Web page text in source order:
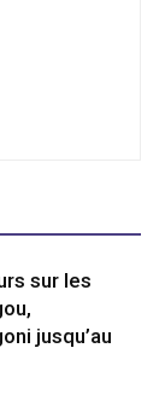
sur les
jusqu’au